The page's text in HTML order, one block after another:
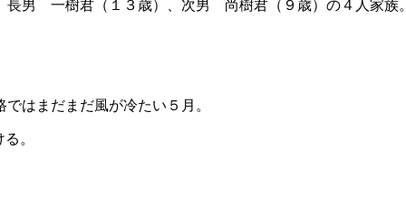
長男 一樹君（１３歳）、次男 尚樹君（９歳）の４人家族
はまだまだ風が冷たい５月。
。